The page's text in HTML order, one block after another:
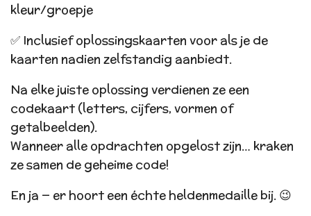
kleur/groepje
✅ Inclusief oplossingskaarten voor als je de
kaarten nadien zelfstandig aanbiedt.
Na elke juiste oplossing verdienen ze een
codekaart (letters, cijfers, vormen of
getalbeelden).
Wanneer alle opdrachten opgelost zijn… kraken
ze samen de geheime code!
En ja — er hoort een échte heldenmedaille bij. 😉